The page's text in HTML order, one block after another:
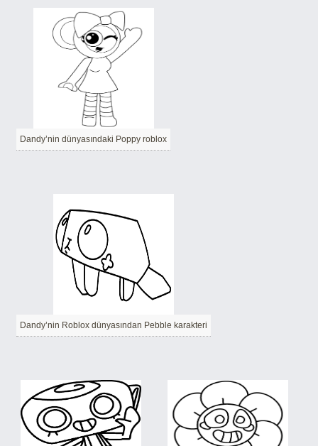
Dandy’nin dünyasındaki Poppy roblox
Dandy’nin Roblox dünyasından Pebble karakteri